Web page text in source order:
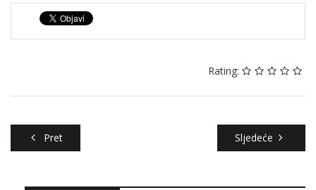
Rating:
Pret Sljedeće